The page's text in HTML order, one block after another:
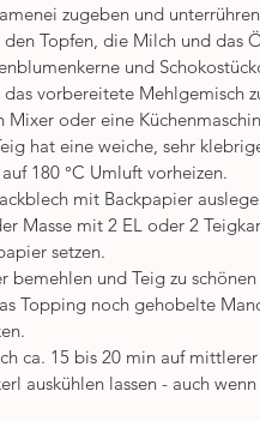
zugeben und
den Topfen, die Milch und das
und
das vorbereitete Mehlgemisch
Mixer oder eine
hat eine weiche, sehr
180 °C Umluft vorheizen.
mit Backpapier
Masse mit 2 EL oder 2
setzen.
bemehlen und Teig zu
Topping noch gehobelte
ca. 15 bis 20 min auf
auskühlen lassen - auch